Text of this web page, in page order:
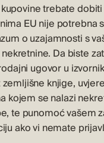
trebate
EU nije potrebna
o uzajamnosti s
Da biste
ugovor u
knjige,
se nalazi
te punomoć vašem
ako vi nemate